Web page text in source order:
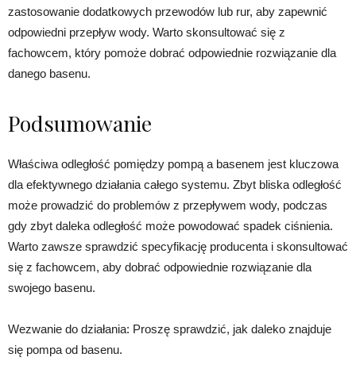
zastosowanie dodatkowych przewodów lub rur, aby zapewnić
odpowiedni przepływ wody. Warto skonsultować się z
fachowcem, który pomoże dobrać odpowiednie rozwiązanie dla
danego basenu.
Podsumowanie
Właściwa odległość pomiędzy pompą a basenem jest kluczowa
dla efektywnego działania całego systemu. Zbyt bliska odległość
może prowadzić do problemów z przepływem wody, podczas
gdy zbyt daleka odległość może powodować spadek ciśnienia.
Warto zawsze sprawdzić specyfikację producenta i skonsultować
się z fachowcem, aby dobrać odpowiednie rozwiązanie dla
swojego basenu.
Wezwanie do działania: Proszę sprawdzić, jak daleko znajduje
się pompa od basenu.